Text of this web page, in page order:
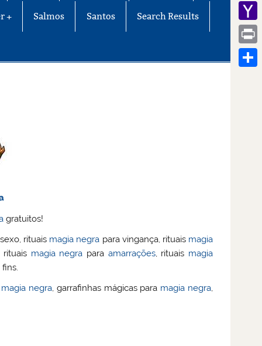
+ Salmos Santos Search Results
gratuitos!
rituais magia negra para vingança, rituais magia
magia negra para amarrações, rituais magia
magia negra, garrafinhas mágicas para magia negra,
Gmail
Mail
Print